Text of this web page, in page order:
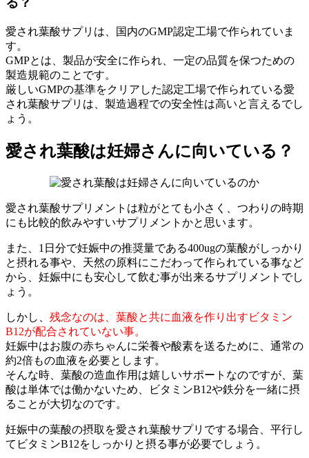
愛され葉酸サプリは、国内のGMP認定工場で作られていま
す。
GMPとは、製品が安全に作られ、一定の品質を保つための
製造規範のことです。
厳しいGMPの基準をクリアした認定工場で作られている愛
され葉酸サプリは、製造過程での安全性は高いと言えるでし
ょう。
愛され葉酸は妊婦さんに向いている？
愛され葉酸サプリメントは粒がとても小さく、つわりの時期
にも比較的飲みやすいサプリメントかと思います。
また、1日分で妊娠中の推奨量である400ugの葉酸がしっかり
と摂れる事や、天然の原料にこだわって作られている事など
から、妊娠中にも安心して飲む事が出来るサプリメントでし
ょう。
しかし、 残念なのは、葉酸と共に血液を作り出すビタミン
B12が配合されていない事。
妊娠中はお腹の赤ちゃんに栄養や酸素を送るために、通常の
約2倍もの血液を必要とします。
そんな時、葉酸の造血作用は嬉しいサポートなのですが、葉
酸は単体では働かないため、ビタミンB12や鉄分を一緒に摂
ることが大切なのです。
妊娠中の葉酸の摂取を愛され葉酸サプリでする場合、平行し
てビタミンB12をしっかりと摂る事が必要でしょう。